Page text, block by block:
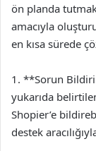
ön planda
amacıyla
en kısa sürede
1. **Sorun
yukarıda
Shopier’e
destek